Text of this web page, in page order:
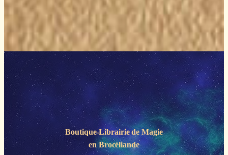
Boutique-Librairie deMagie
en Brocéliande